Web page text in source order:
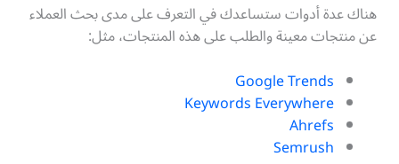
هناك عدة أدوات ستساعدك في التعرف على مدى بحث العملاء
عن منتجات معينة والطلب على هذه المنتجات، مثل:
Google Trends
Keywords Everywhere
Ahrefs
Semrush